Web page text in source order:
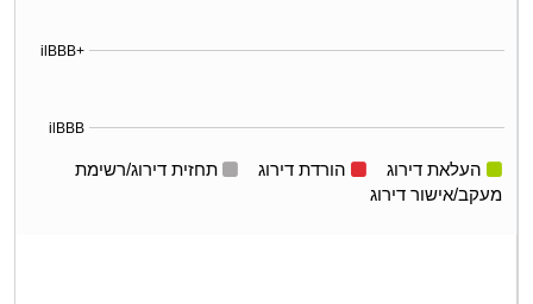
ilBBB
ilBBB+
העלאת דירוג הורדת דירוג
תחזית דירוג/רשימת
מעקב/אישור דירוג